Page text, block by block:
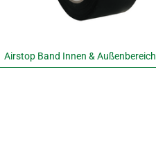
Airstop Band Innen & Außenbereich